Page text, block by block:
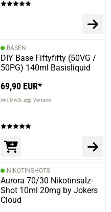
BASEN
DIY Base Fiftyfifty (50VG /
50PG) 140ml Basisliquid
69,90 EUR*
inkl. MwSt. zzgl. Versand
NIKOTINSHOTS
Aurora 70/30 Nikotinsalz-
Shot 10ml 20mg by Jokers
Cloud